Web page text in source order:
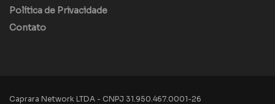
Política de Privacidade
Contato
Caprara Network LTDA - CNPJ 31.950.467.0001-26